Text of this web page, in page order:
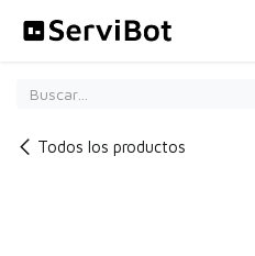
Todos los productos